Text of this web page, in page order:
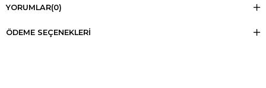
YORUMLAR(0)
ÖDEME SEÇENEKLERI